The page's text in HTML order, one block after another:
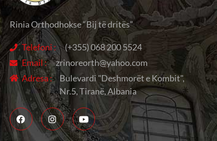
Rinia Orthodhokse “Bij të dritës”
Telefoni :
(+355) 068 200 5524
Email :
zrinoreorth@yahoo.com
Adresa :
Bulevardi "Deshmorët e Kombit",
Nr.5, Tiranë, Albania